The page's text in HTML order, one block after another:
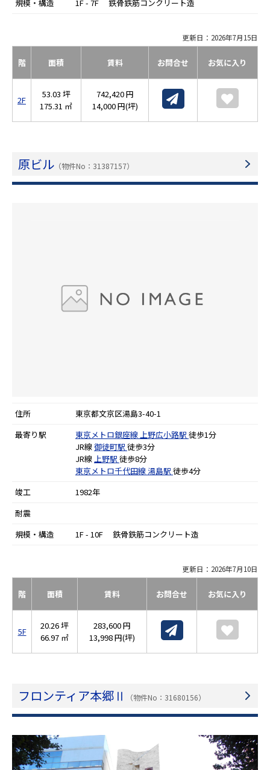
規模・構造
1F - 7F 鉄骨鉄筋コンクリート造
更新日：2026年7月15日
階 面積 賃料 お問合せ お気に入り
2F
53.03 坪
175.31 ㎡
742,420 円
14,000 円(坪)
原ビル （物件No：31387157）
住所
東京都文京区湯島3-40-1
最寄り駅
東京メトロ銀座線 上野広小路駅 徒歩1分
JR線御徒町駅 徒歩3分
JR線 上野駅 徒歩8分
東京メトロ千代田線湯島駅 徒歩4分
竣工
1982年
耐震
規模・構造
1F - 10F 鉄骨鉄筋コンクリート造
更新日：2026年7月10日
階 面積 賃料 お問合せ お気に入り
5F
20.26 坪
66.97 ㎡
283,600 円
13,998 円(坪)
フロンティア本郷Ⅱ （物件No：31680156）